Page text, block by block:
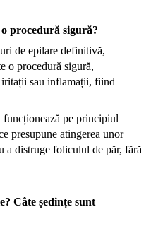
procedură sigură?
de epilare definitivă,
o procedură sigură,
iritații sau inflamații, fiind
pe principiul
presupune atingerea unor
a distruge foliculul de păr, fără
Câte ședințe sunt